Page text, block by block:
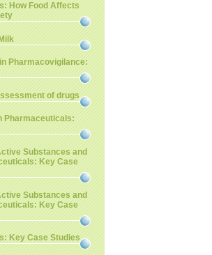
How Food Affects
Pharmacovigilance:
of drugs
Pharmaceuticals:
Substances and
Key Case
Substances and
Key Case
Key Case Studies